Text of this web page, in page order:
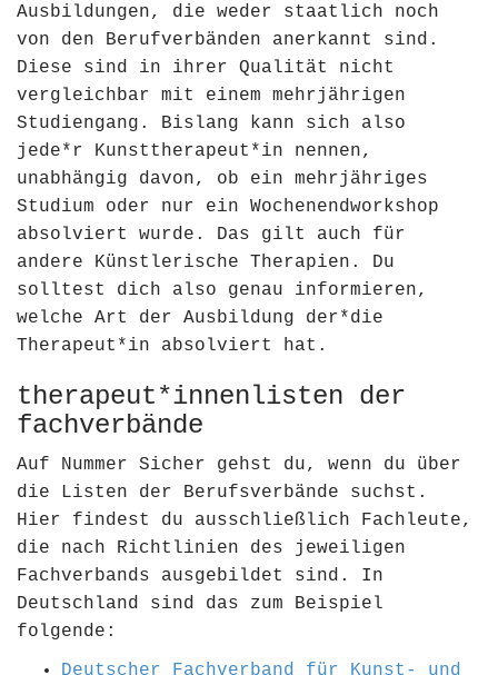
Ausbildungen, die weder staatlich noch
von den Berufverbänden anerkannt sind.
Diese sind in ihrer Qualität nicht
vergleichbar mit einem mehrjährigen
Studiengang. Bislang kann sich also
jede*r Kunsttherapeut*in nennen,
unabhängig davon, ob ein mehrjähriges
Studium oder nur ein Wochenendworkshop
absolviert wurde. Das gilt auch für
andere Künstlerische Therapien. Du
solltest dich also genau informieren,
welche Art der Ausbildung der*die
Therapeut*in absolviert hat.
therapeut*innenlisten der
fachverbände
Auf Nummer Sicher gehst du, wenn du über
die Listen der Berufsverbände suchst.
Hier findest du ausschließlich Fachleute,
die nach Richtlinien des jeweiligen
Fachverbands ausgebildet sind. In
Deutschland sind das zum Beispiel
folgende:
Deutscher Fachverband für Kunst- und